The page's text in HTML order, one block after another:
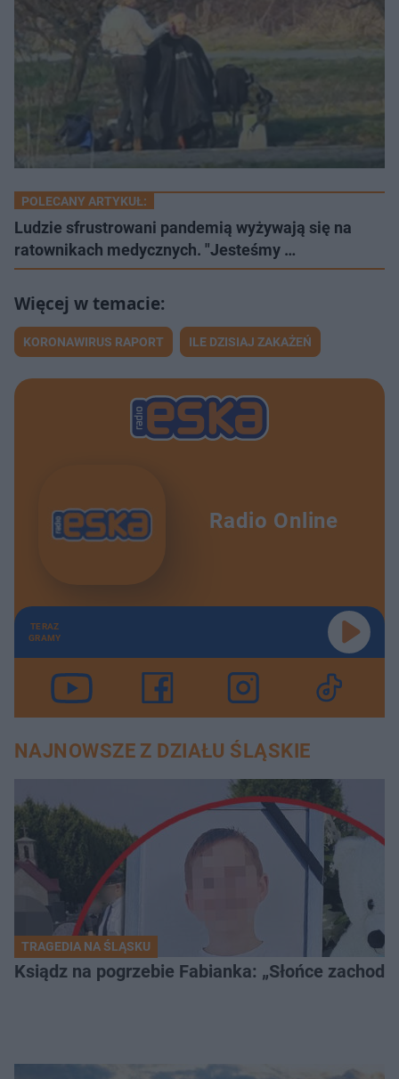
POLECANY ARTYKUŁ:
Ludzie sfrustrowani pandemią wyżywają się na
ratownikach medycznych. "Jesteśmy …
KORONAWIRUS RAPORT ILE DZISIAJ ZAKAŻEŃ
Radio Online
TERAZ
GRAMY
NAJNOWSZE Z DZIAŁU ŚLĄSKIE
TRAGEDIA NA ŚLĄSKU
Ksiądz na pogrzebie Fabianka: „Słońce